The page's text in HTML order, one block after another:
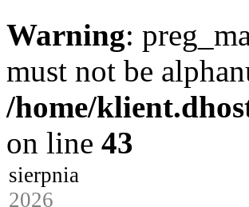
Warning:
must not be
/home/
on line 43
sierpnia
2026